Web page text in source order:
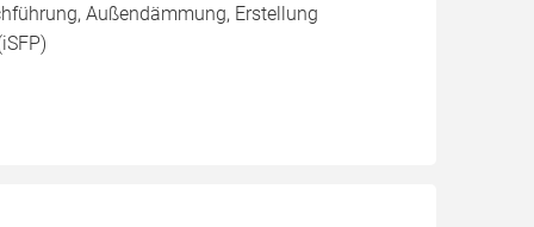
Außendämmung, Erstellung